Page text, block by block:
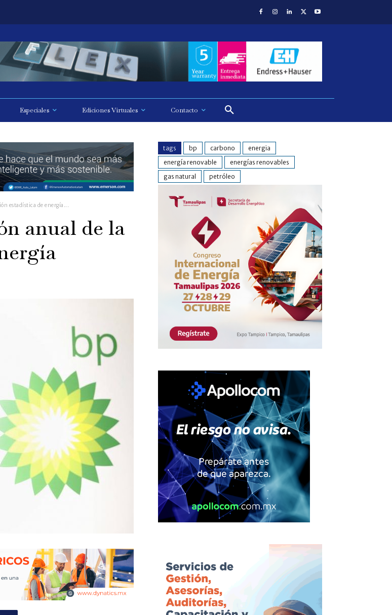
Especiales Ediciones Virtuales Contacto
estadística de energía...
anual de la
tags bp carbono
energia
energía renovable
energías renovables
gas natural
petróleo